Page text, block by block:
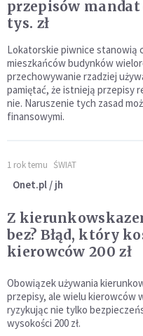
przepisów mandat
tys. zł
Lokatorskie piwnice stanowią
mieszkańców budynków
przechowywanie rzadziej
pamiętać, że istnieją przepisy
nie. Naruszenie tych zasad
finansowymi.
1 rok temu ŚWIAT
Onet.pl / jh
Z
bez? Błąd, który
kierowców 200 zł
Obowiązek używania
przepisy, ale wielu kierowców
ryzykując nie tylko
wysokości 200 zł.